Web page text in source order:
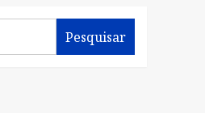
Pesquisar